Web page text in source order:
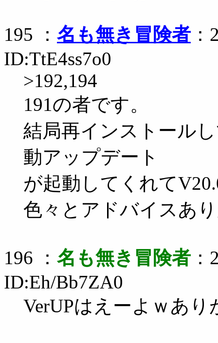
195 ： 名も無き冒険者
ID:TtE4ss7o0
>192,194
191の者です。
結局再インストール
動アップデート
が起動してくれて
色々とアドバイスあ
196 ： 名も無き冒険者
ID:Eh/Bb7ZA0
VerUPはえーよｗあり